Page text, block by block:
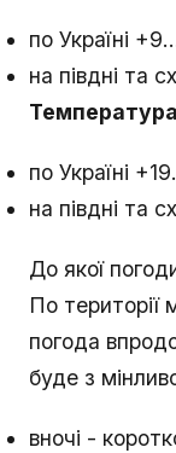
по Україні
на півдні та
по Україні
на півдні та
До якої
По території
погода
буде з
вночі -